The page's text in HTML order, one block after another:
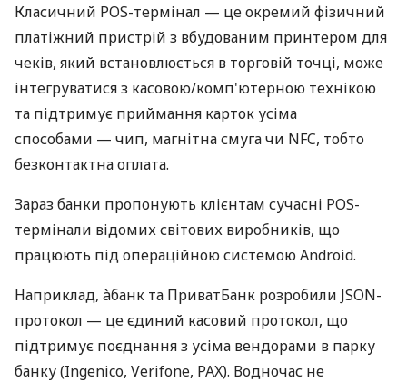
Класичний POS-термінал — це окремий фізичний
платіжний пристрій з вбудованим принтером для
чеків, який встановлюється в торговій точці, може
інтегруватися з касовою/комп'ютерною технікою
та підтримує приймання карток усіма
способами — чип, магнітна смуга чи NFC, тобто
безконтактна оплата.
Зараз банки пропонують клієнтам сучасні POS-
термінали відомих світових виробників, що
працюють під операційною системою Android.
Наприклад, àбанк та ПриватБанк розробили JSON-
протокол — це єдиний касовий протокол, що
підтримує поєднання з усіма вендорами в парку
банку (Ingenico, Verifone, PAX). Водночас не